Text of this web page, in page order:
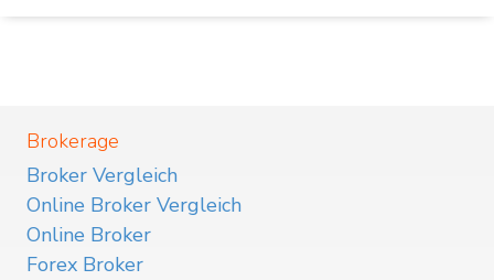
Brokerage
Broker Vergleich
Online Broker Vergleich
Online Broker
Forex Broker